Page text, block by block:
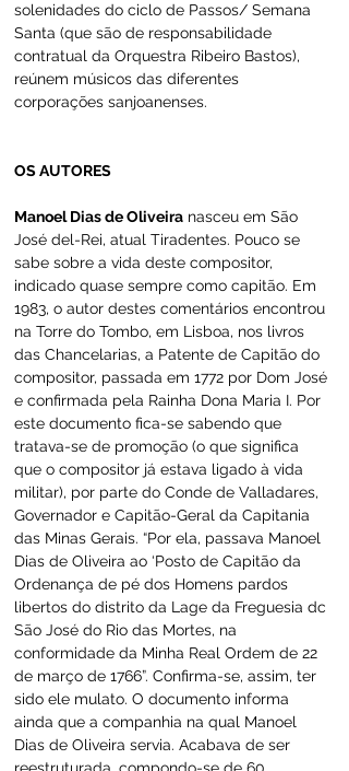
solenidades do ciclo de Passos/ Semana
Santa (que são de responsabilidade
contratual da Orquestra Ribeiro Bastos),
reúnem músicos das diferentes
corporações sanjoanenses.
OS AUTORES
Manoel Dias de Oliveira nasceu em São
José del-Rei, atual Tiradentes. Pouco se
sabe sobre a vida deste compositor,
indicado quase sempre como capitão. Em
1983, o autor destes comentários encontrou
na Torre do Tombo, em Lisboa, nos livros
das Chancelarias, a Patente de Capitão do
compositor, passada em 1772 por Dom José
e confirmada pela Rainha Dona Maria I. Por
este documento fica-se sabendo que
tratava-se de promoção (o que significa
que o compositor já estava ligado à vida
militar), por parte do Conde de Valladares,
Governador e Capitão-Geral da Capitania
das Minas Gerais. “Por ela, passava Manoel
Dias de Oliveira ao ‘Posto de Capitão da
Ordenança de pé dos Homens pardos
libertos do distrito da Lage da Freguesia dc
São José do Rio das Mortes, na
conformidade da Minha Real Ordem de 22
de março de 1766”. Confirma-se, assim, ter
sido ele mulato. O documento informa
ainda que a companhia na qual Manoel
Dias de Oliveira servia. Acabava de ser